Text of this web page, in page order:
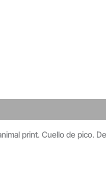
print. Cuello de pico.